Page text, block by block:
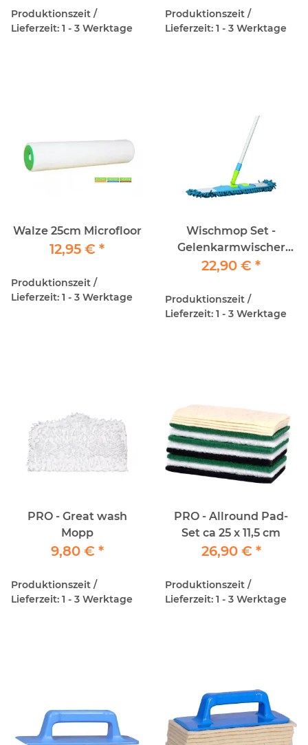
Produktionszeit /
Lieferzeit: 1 - 3 Werktage
Produktionszeit /
Lieferzeit: 1 - 3 Werktage
Walze 25cm Microfloor
12,95 € *
Produktionszeit /
Lieferzeit: 1 - 3 Werktage
Wischmop Set -
Gelenkarmwischer
inkl. Chenille
22,90 € *
Produktionszeit /
Lieferzeit: 1 - 3 Werktage
PRO - Great wash
Mopp
9,80 € *
Produktionszeit /
Lieferzeit: 1 - 3 Werktage
PRO - Allround Pad-
Set ca 25 x 11,5 cm
26,90 € *
Produktionszeit /
Lieferzeit: 1 - 3 Werktage